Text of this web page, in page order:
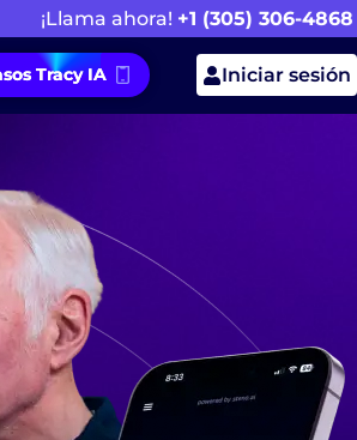
¡Llama ahora! +1 (305) 306-4868
Tracy IA Iniciar sesión